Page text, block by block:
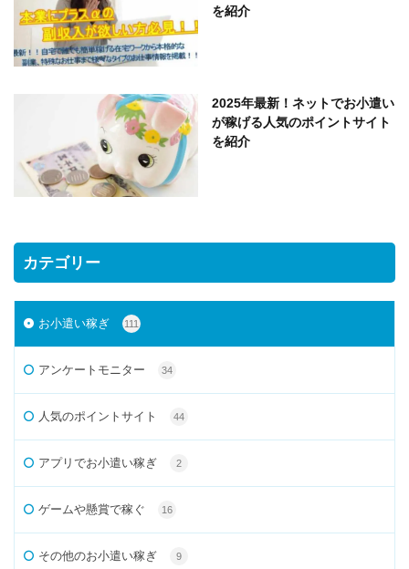
を紹介
2025年最新！ネットでお小遣い
が稼げる人気のポイントサイト
を紹介
カテゴリー
お小遣い稼ぎ 111
アンケートモニター 34
人気のポイントサイト 44
アプリでお小遣い稼ぎ 2
ゲームや懸賞で稼ぐ 16
その他のお小遣い稼ぎ 9